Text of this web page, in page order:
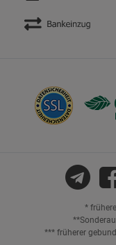
*
*** früherer